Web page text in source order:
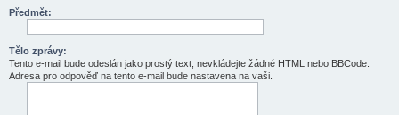
Předmět:
Tělo zprávy:
Tento e-mail bude odeslán jako prostý text, nevkládejte žádné HTML nebo BBCode.
Adresa pro odpověď na tento e-mail bude nastavena na vaši.